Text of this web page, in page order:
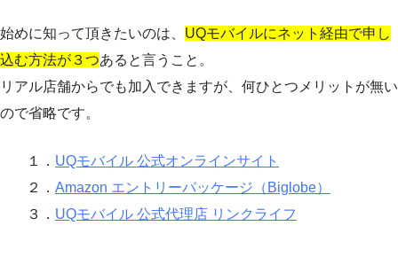
始めに知って頂きたいのは、 UQモバイルにネット経由で申し
込む方法が３つあると言うこと。
リアル店舗からでも加入できますが、何ひとつメリットが無い
ので省略です。
１． UQモバイル 公式オンラインサイト
２． Amazon エントリーパッケージ（Biglobe）
３． UQモバイル 公式代理店 リンクライフ